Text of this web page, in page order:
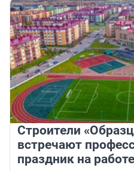
Строители
встречают
праздник на работе